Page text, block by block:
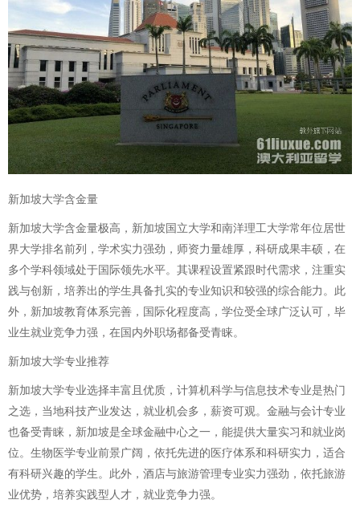
新加坡大学含金量
新加坡大学含金量极高，新加坡国立大学和南洋理工大学常年位居世
界大学排名前列，学术实力强劲，师资力量雄厚，科研成果丰硕，在
多个学科领域处于国际领先水平。其课程设置紧跟时代需求，注重实
践与创新，培养出的学生具备扎实的专业知识和较强的综合能力。此
外，新加坡教育体系完善，国际化程度高，学位受全球广泛认可，毕
业生就业竞争力强，在国内外职场都备受青睐。
新加坡大学专业推荐
新加坡大学专业选择丰富且优质，计算机科学与信息技术专业是热门
之选，当地科技产业发达，就业机会多，薪资可观。金融与会计专业
也备受青睐，新加坡是全球金融中心之一，能提供大量实习和就业岗
位。生物医学专业前景广阔，依托先进的医疗体系和科研实力，适合
有科研兴趣的学生。此外，酒店与旅游管理专业实力强劲，依托旅游
业优势，培养实践型人才，就业竞争力强。